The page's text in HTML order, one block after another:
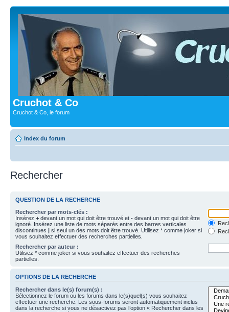
Cruchot & Co
Cruchot & Co, le forum
Index du forum
Rechercher
QUESTION DE LA RECHERCHE
Rechercher par mots-clés :
Insérez + devant un mot qui doit être trouvé et - devant un mot qui doit être
ignoré. Insérez une liste de mots séparés entre des barres verticales
discontinues | si seul un des mots doit être trouvé. Utilisez * comme joker si
vous souhaitez effectuer des recherches partielles.
Rechercher par auteur :
Utilisez * comme joker si vous souhaitez effectuer des recherches
partielles.
OPTIONS DE LA RECHERCHE
Rechercher dans le(s) forum(s) :
Sélectionnez le forum ou les forums dans le(s)quel(s) vous souhaitez
effectuer une recherche. Les sous-forums seront automatiquement inclus
dans la recherche si vous ne désactivez pas l’option « Rechercher dans les